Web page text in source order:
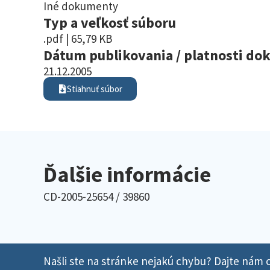
Iné dokumenty
Typ a veľkosť súboru
.pdf | 65,79 KB
Dátum publikovania / platnosti
21.12.2005
Stiahnuť súbor
Ďalšie informácie
CD-2005-25654 / 39860
Našli ste na stránke nejakú chybu? Dajte nám